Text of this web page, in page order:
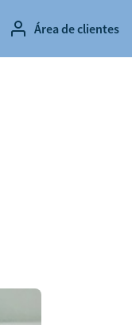
Área de clientes